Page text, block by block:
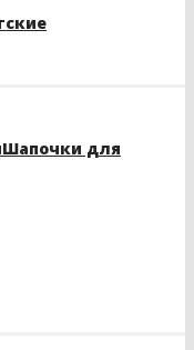
Шапочки для